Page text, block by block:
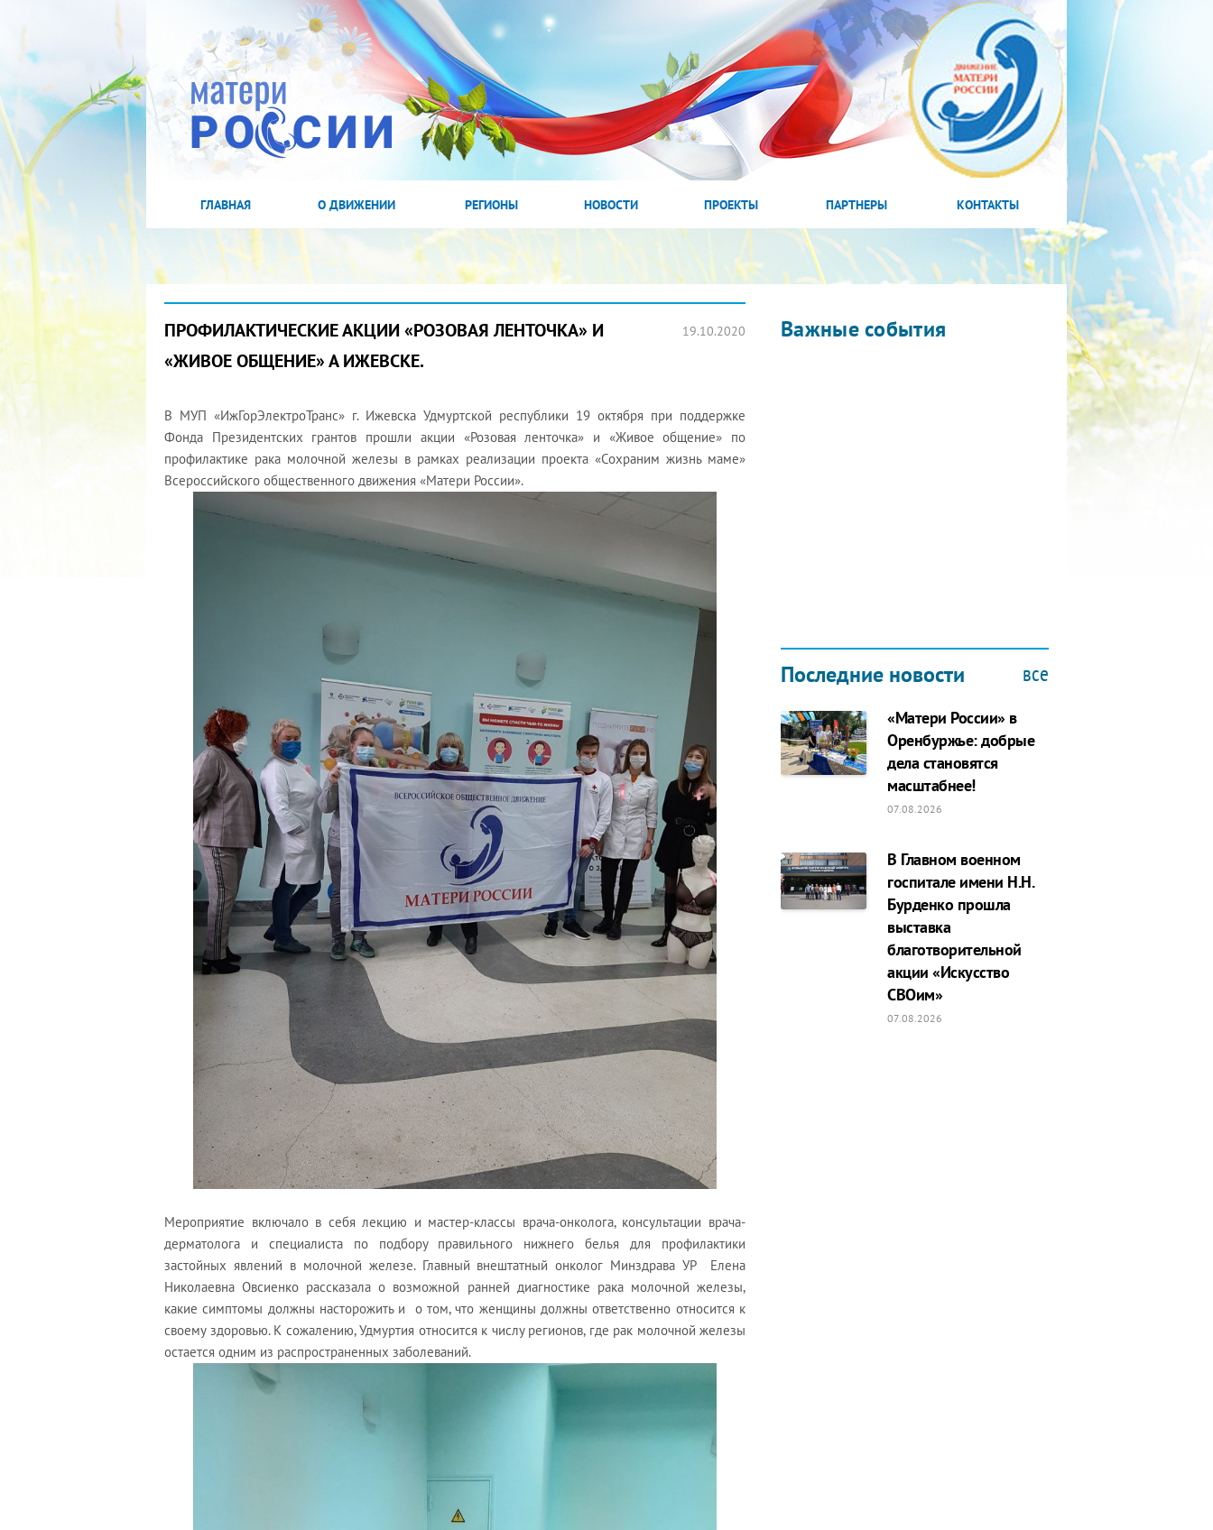
ГЛАВНАЯ О ДВИЖЕНИИ РЕГИОНЫ НОВОСТИ ПРОЕКТЫ ПАРТНЕРЫ КОНТАКТЫ
ПРОФИЛАКТИЧЕСКИЕ АКЦИИ «РОЗОВАЯ ЛЕНТОЧКА» И
«ЖИВОЕ ОБЩЕНИЕ» А ИЖЕВСКЕ.
19.10.2020
В МУП «ИжГорЭлектроТранс» г. Ижевска Удмуртской республики 19 октября при поддержке
Фонда Президентских грантов прошли акции «Розовая ленточка» и «Живое общение» по
профилактике рака молочной железы в рамках реализации проекта «Сохраним жизнь маме»
Всероссийского общественного движения «Матери России».
Мероприятие включало в себя лекцию и мастер-классы врача-онколога, консультации врача-
дерматолога и специалиста по подбору правильного нижнего белья для профилактики
застойных явлений в молочной железе. Главный внештатный онколог Минздрава УР Елена
Николаевна Овсиенко рассказала о возможной ранней диагностике рака молочной железы,
какие симптомы должны насторожить и о том, что женщины должны ответственно относится к
своему здоровью. К сожалению, Удмуртия относится к числу регионов, где рак молочной железы
остается одним из распространенных заболеваний.
Важные события
КУБОК ДРУЖБЫ
Последние новости все
«Матери России» в
Оренбуржье: добрые
дела становятся
масштабнее!
07.08.2026
В Главном военном
госпитале имени Н.Н.
Бурденко прошла
выставка
благотворительной
акции «Искусство
СВОим»
07.08.2026